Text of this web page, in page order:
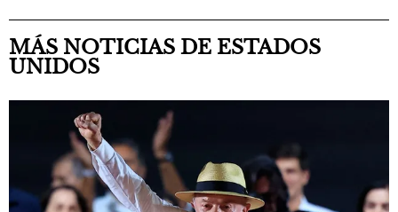
MÁS NOTICIAS DE ESTADOS
UNIDOS